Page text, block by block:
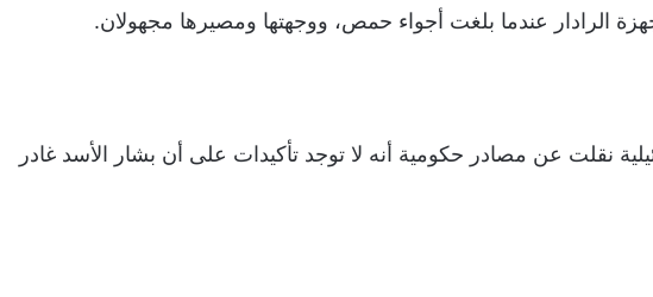
الرادار عندما بلغت أجواء حمص، ووجهتها ومصيرها مجهولان.
12 الإسرائيلية نقلت عن مصادر حكومية أنه لا توجد تأكيدات على أن بشار الأسد غادر